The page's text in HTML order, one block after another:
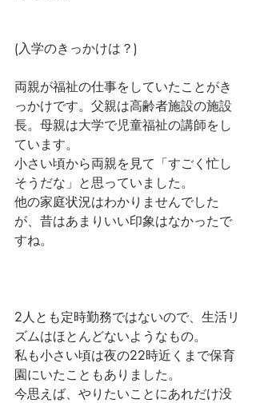
(入学のきっかけは？)
両親が福祉の仕事をしていたことがき
っかけです。父親は高齢者施設の施設
長。母親は大学で児童福祉の講師をし
ています。
小さい頃から両親を見て「すごく忙し
そうだな」と思っていました。
他の家庭状況はわかりませんでした
が、昔はあまりいい印象はなかったで
すね。
2人とも定時勤務ではないので、生活リ
ズムはほとんどないようなもの。
私も小さい頃は夜の22時近くまで保育
園にいたこともありました。
今思えば、やりたいことにあれだけ没